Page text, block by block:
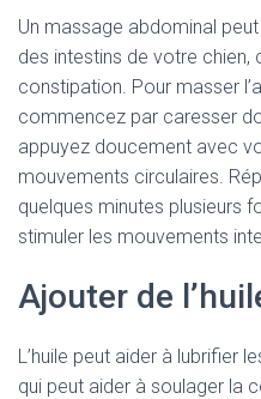
Un massage abdominal
des intestins de votre chien,
constipation. Pour masser
commencez par caresser
appuyez doucement avec
mouvements circulaires.
quelques minutes plusieurs
stimuler les mouvements
Ajouter de
L’huile peut aider à lubrifier
qui peut aider à soulager la